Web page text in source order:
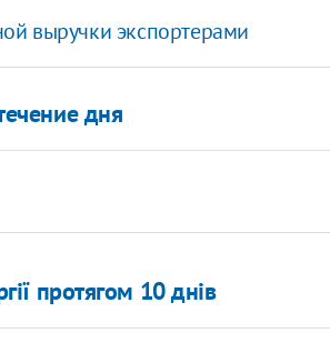
выручки экспортерами
дня
протягом 10 днів